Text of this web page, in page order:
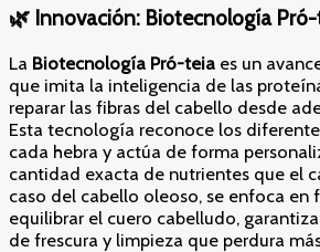
🌿 Innovación: Biotecnología
La Biotecnología Pró-teia es un
que imita la inteligencia de las
reparar las fibras del cabello desde
Esta tecnología reconoce los
cada hebra y actúa de forma
cantidad exacta de nutrientes que el
caso del cabello oleoso, se enfoca en
equilibrar el cuero cabelludo,
de frescura y limpieza que perdura